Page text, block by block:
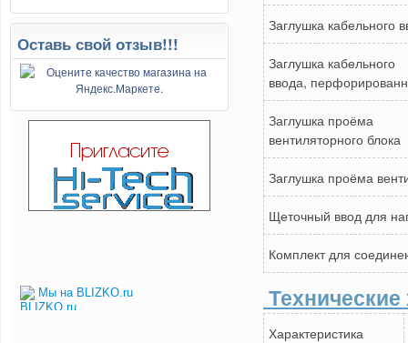
Оставь свой отзыв!!!
Мы на BLIZKO.ru
Заглушка кабельного
Заглушка кабельного
ввода,
Заглушка проёма
вентиляторного блока
Заглушка проёма
Щеточный ввод для
Комплект для
Характеристика